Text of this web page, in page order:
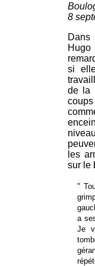
8
Dans
Hugo
si
de la
les
sur le
"
a
Je